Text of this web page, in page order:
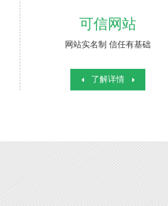
可信网站
网站实名制 信任有基础
了解详情